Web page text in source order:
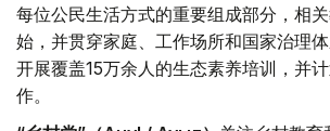
每位公民生活方式的重要组成部分，相
始，并贯穿家庭、工作场所和国家治理
开展覆盖15万余人的生态素养培训，并
作。